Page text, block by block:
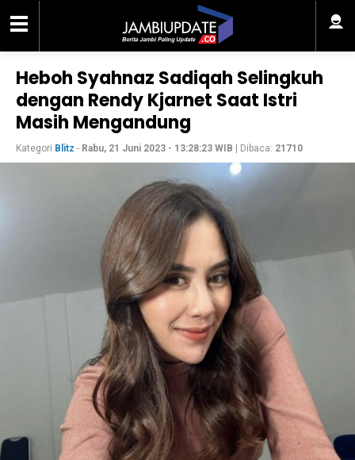
Heboh Syahnaz Sadiqah Selingkuh
dengan Rendy Kjarnet Saat Istri
Masih Mengandung
Kategori Blitz - Rabu, 21 Juni 2023 - 13:28:23 WIB | Dibaca: 21710